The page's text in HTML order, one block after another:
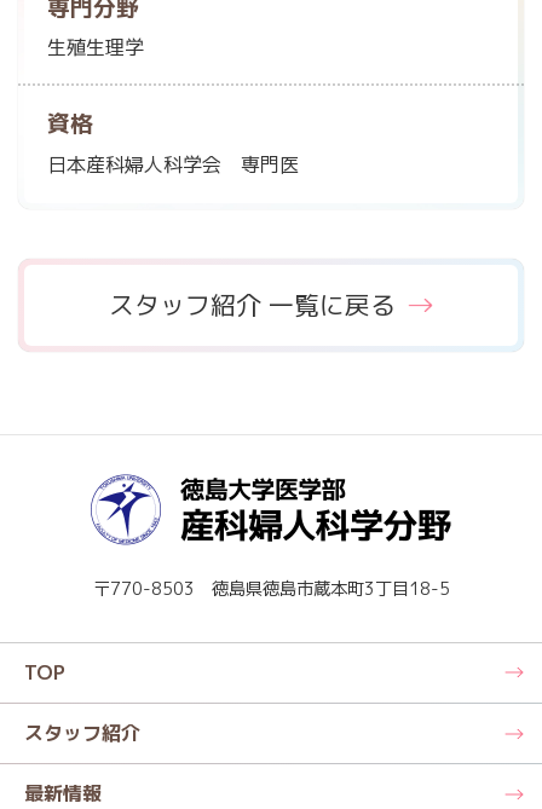
専門分野
生殖生理学
資格
日本産科婦人科学会 専門医
スタッフ紹介 一覧に戻る
〒770-8503 徳島県徳島市蔵本町3丁目18-5
TOP
スタッフ紹介
最新情報